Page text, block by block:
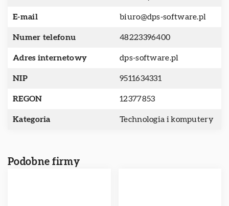
E-mail biuro@dps-software.pl
Numer telefonu 48223396400
Adres internetowy dps-software.pl
NIP 9511634331
REGON 12377853
Kategoria Technologia i komputery
Podobne firmy